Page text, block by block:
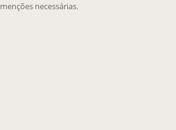
menções necessárias.